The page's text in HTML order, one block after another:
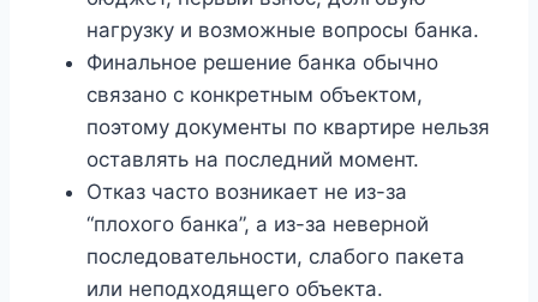
нагрузку и возможные вопросы банка.
Финальное решение банка обычно
связано с конкретным объектом,
поэтому документы по квартире нельзя
оставлять на последний момент.
Отказ часто возникает не из-за
“плохого банка”, а из-за неверной
последовательности, слабого пакета
или неподходящего объекта.